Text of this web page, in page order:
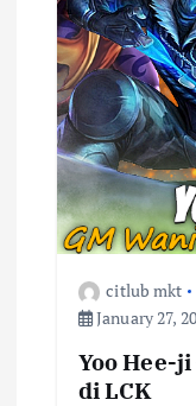
citlub mkt
January 27,
Yoo Hee-
di LCK